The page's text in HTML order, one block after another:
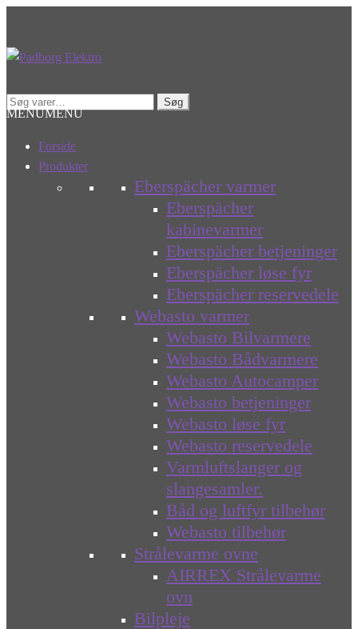
Spring
Spring
Søg
efter:
Søg
MENUMENU
Forside
Produkter
Eberspächer varmer
Eberspächer
kabinevarmer
Eberspächer betjeninger
Eberspächer løse fyr
Eberspächer reservedele
Webasto varmer
Webasto Bilvarmere
Webasto Bådvarmere
Webasto Autocamper
Webasto betjeninger
Webasto løse fyr
Webasto reservedele
Varmluftslanger og
slangesamler.
Båd og luftfyr tilbehør
Webasto tilbehør
Strålevarme ovne
AIRREX Strålevarme
ovn
Bilpleje